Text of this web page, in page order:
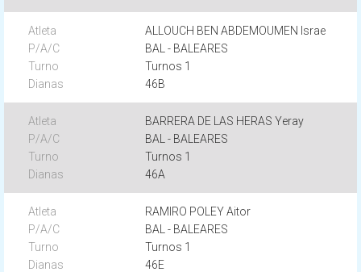
ALLOUCH BEN ABDEMOUMEN Israe
BAL - BALEARES
Turnos 1
46B
BARRERA DE LAS HERAS Yeray
BAL - BALEARES
Turnos 1
46A
RAMIRO POLEY Aitor
BAL - BALEARES
Turnos 1
46E